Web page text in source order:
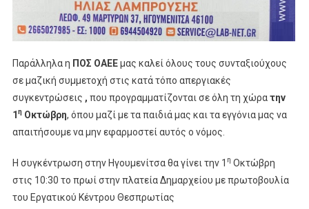
Παράλληλα η ΠΟΣ ΟΑΕΕμας καλεί όλους τους συνταξιούχους
σε μαζική συμμετοχή στις κατά τόπο απεργιακές
συγκεντρώσεις , που προγραμματίζονται σε όλη τη χώρατην
1 ηΟκτώβρη, όπου μαζί με τα παιδιά μας και τα εγγόνια μας να
απαιτήσουμε να μην εφαρμοστεί αυτός ο νόμος.
Η συγκέντρωση στην Ηγουμενίτσα θα γίνει την 1 η Οκτώβρη
στις 10:30 το πρωί στην πλατεία Δημαρχείου με πρωτοβουλία
του Εργατικού Κέντρου Θεσπρωτίας